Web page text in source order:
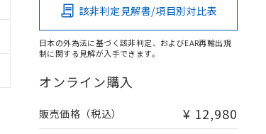
該非判定見解書/項目別対比表
日本の外為法に基づく該非判定、およびEAR再輸出規
制に関する見解が入手できます。
オンライン購入
販売価格（税込） ¥ 12,980